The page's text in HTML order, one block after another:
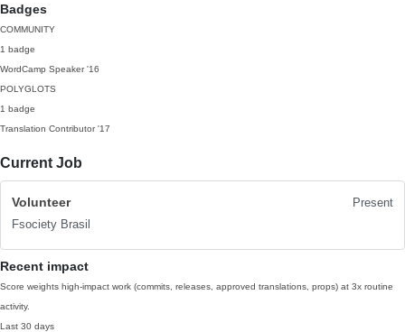
Badges
COMMUNITY
1 badge
WordCamp Speaker '16
POLYGLOTS
1 badge
Translation Contributor '17
Current Job
Volunteer
Present
Fsociety Brasil
Recent impact
Score weights high-impact work (commits, releases, approved translations, props) at 3x routine
activity.
Last 30 days